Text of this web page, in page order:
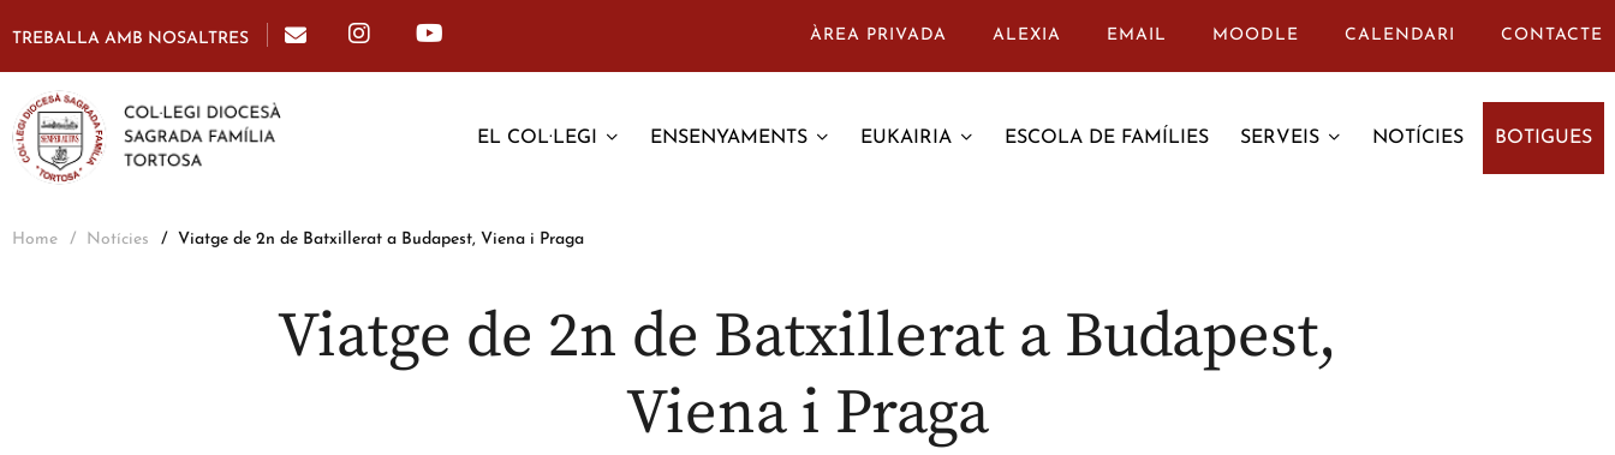
TREBALLA AMB NOSALTRES ÀREA PRIVADA ALEXIA EMAIL MOODLE CALENDARI CONTACTE
EL COL·LEGI ENSENYAMENTS EUKAIRIA ESCOLA DE FAMÍLIES SERVEIS NOTÍCIES BOTIGUES
Home Notícies Viatge de 2n de Batxillerat a Budapest, Viena i Praga
Viatge de 2n de Batxillerat a Budapest,
Viena i Praga